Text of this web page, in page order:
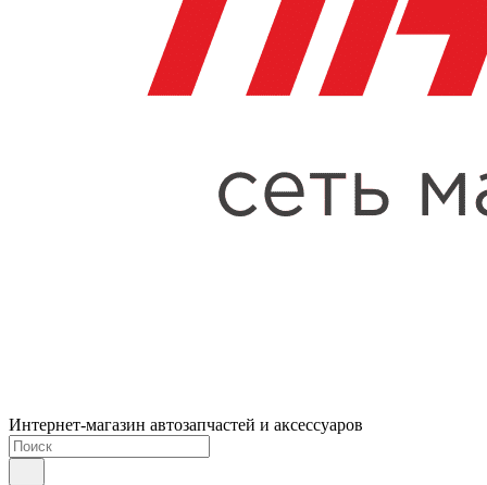
Интернет-магазин автозапчастей и аксессуаров